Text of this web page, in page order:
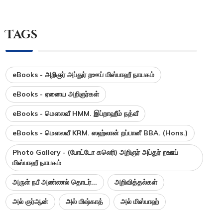
Tags
eBooks - அறிஞர் அப்துர் றஊப் மிஸ்பாஹீ நாயகம்
eBooks - ஏனைய அறிஞர்கள்
eBooks - மௌலவீ HMM. இப்றாஹீம் நத்வீ
eBooks - மௌலவீ KRM. ஸஹ்லான் றப்பானீ BBA. (Hons.)
Photo Gallery - (போட்டோ கலெரி) அறிஞர் அப்துர் றஊப்
மிஸ்பாஹீ நாயகம்
அருள் நபீ அண்ணல் தொடர்... அறிவித்தல்கள்
அல் குர்ஆன் அல் மிஷ்காத் அல் மிஸ்பாஹ்